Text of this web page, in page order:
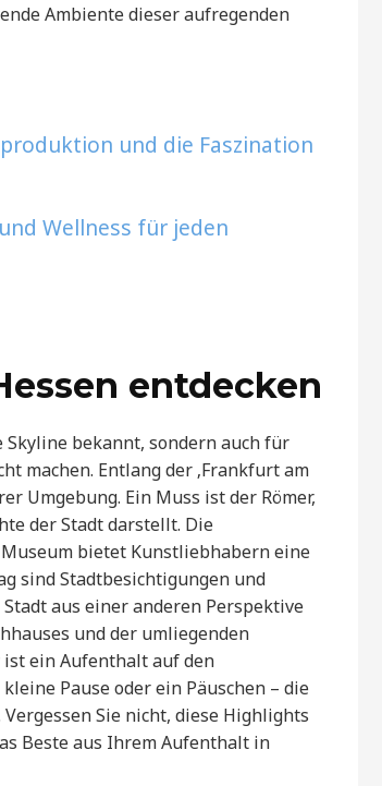
Ambiente dieser aufregenden
und die Faszination
Wellness für jeden
entdecken
bekannt, sondern auch für
machen. Entlang der ‚Frankfurt am
Umgebung. Ein Muss ist der Römer,
der Stadt darstellt. Die
bietet Kunstliebhabern eine
sind Stadtbesichtigungen und
aus einer anderen Perspektive
und der umliegenden
ein Aufenthalt auf den
Pause oder ein Päuschen – die
Sie nicht, diese Highlights
Beste aus Ihrem Aufenthalt in